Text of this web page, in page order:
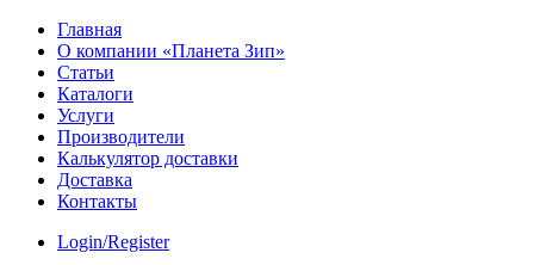
Skip
content
Главная
О компании «Планета Зип»
Статьи
Каталоги
Услуги
Производители
Калькулятор доставки
Доставка
Контакты
Login/Register